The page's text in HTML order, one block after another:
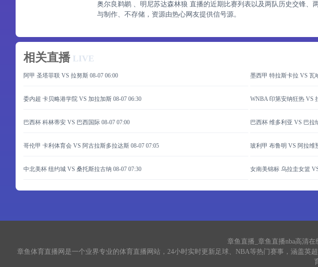
奥尔良鹈鹕 、明尼苏达森林狼 直播的近期比赛列表以及两队历史交锋、
与制作、不存储，资源由热心网友提供信号源。
相关直播 LIVE
阿甲 圣塔菲联 VS 拉努斯 08-07 06:00 墨西甲 特拉斯卡拉 VS 瓦
委内超 卡贝略港学院 VS 加拉加斯 08-07 06:30 WNBA 印第安纳狂热 VS
巴西杯 科林蒂安 VS 巴西国际 08-07 07:00 巴西杯 维多利亚 VS 巴拉
哥伦甲 卡利体育会 VS 阿古拉斯多拉达斯 08-07 07:05 玻利甲 布鲁明 VS 阿拉维
中北美杯 纽约城 VS 桑托斯拉古纳 08-07 07:30 女南美锦标 乌拉圭女篮
章鱼直播_章鱼直播nba高清
章鱼体育直播网 是一个业界专业的体育直播网站，24小时实时更新足球、NBA等热门赛事，涵盖